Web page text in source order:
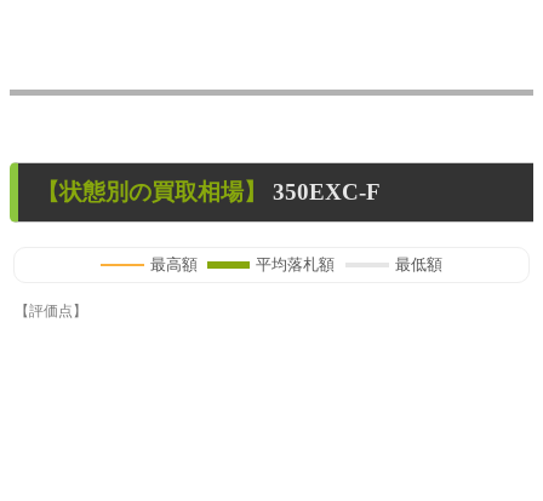
【状態別の買取相場】 350EXC-F
最高額 平均落札額 最低額
【評価点】